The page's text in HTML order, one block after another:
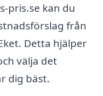
pris.se kan du
från
Detta hjälper
välja det
dig bäst.